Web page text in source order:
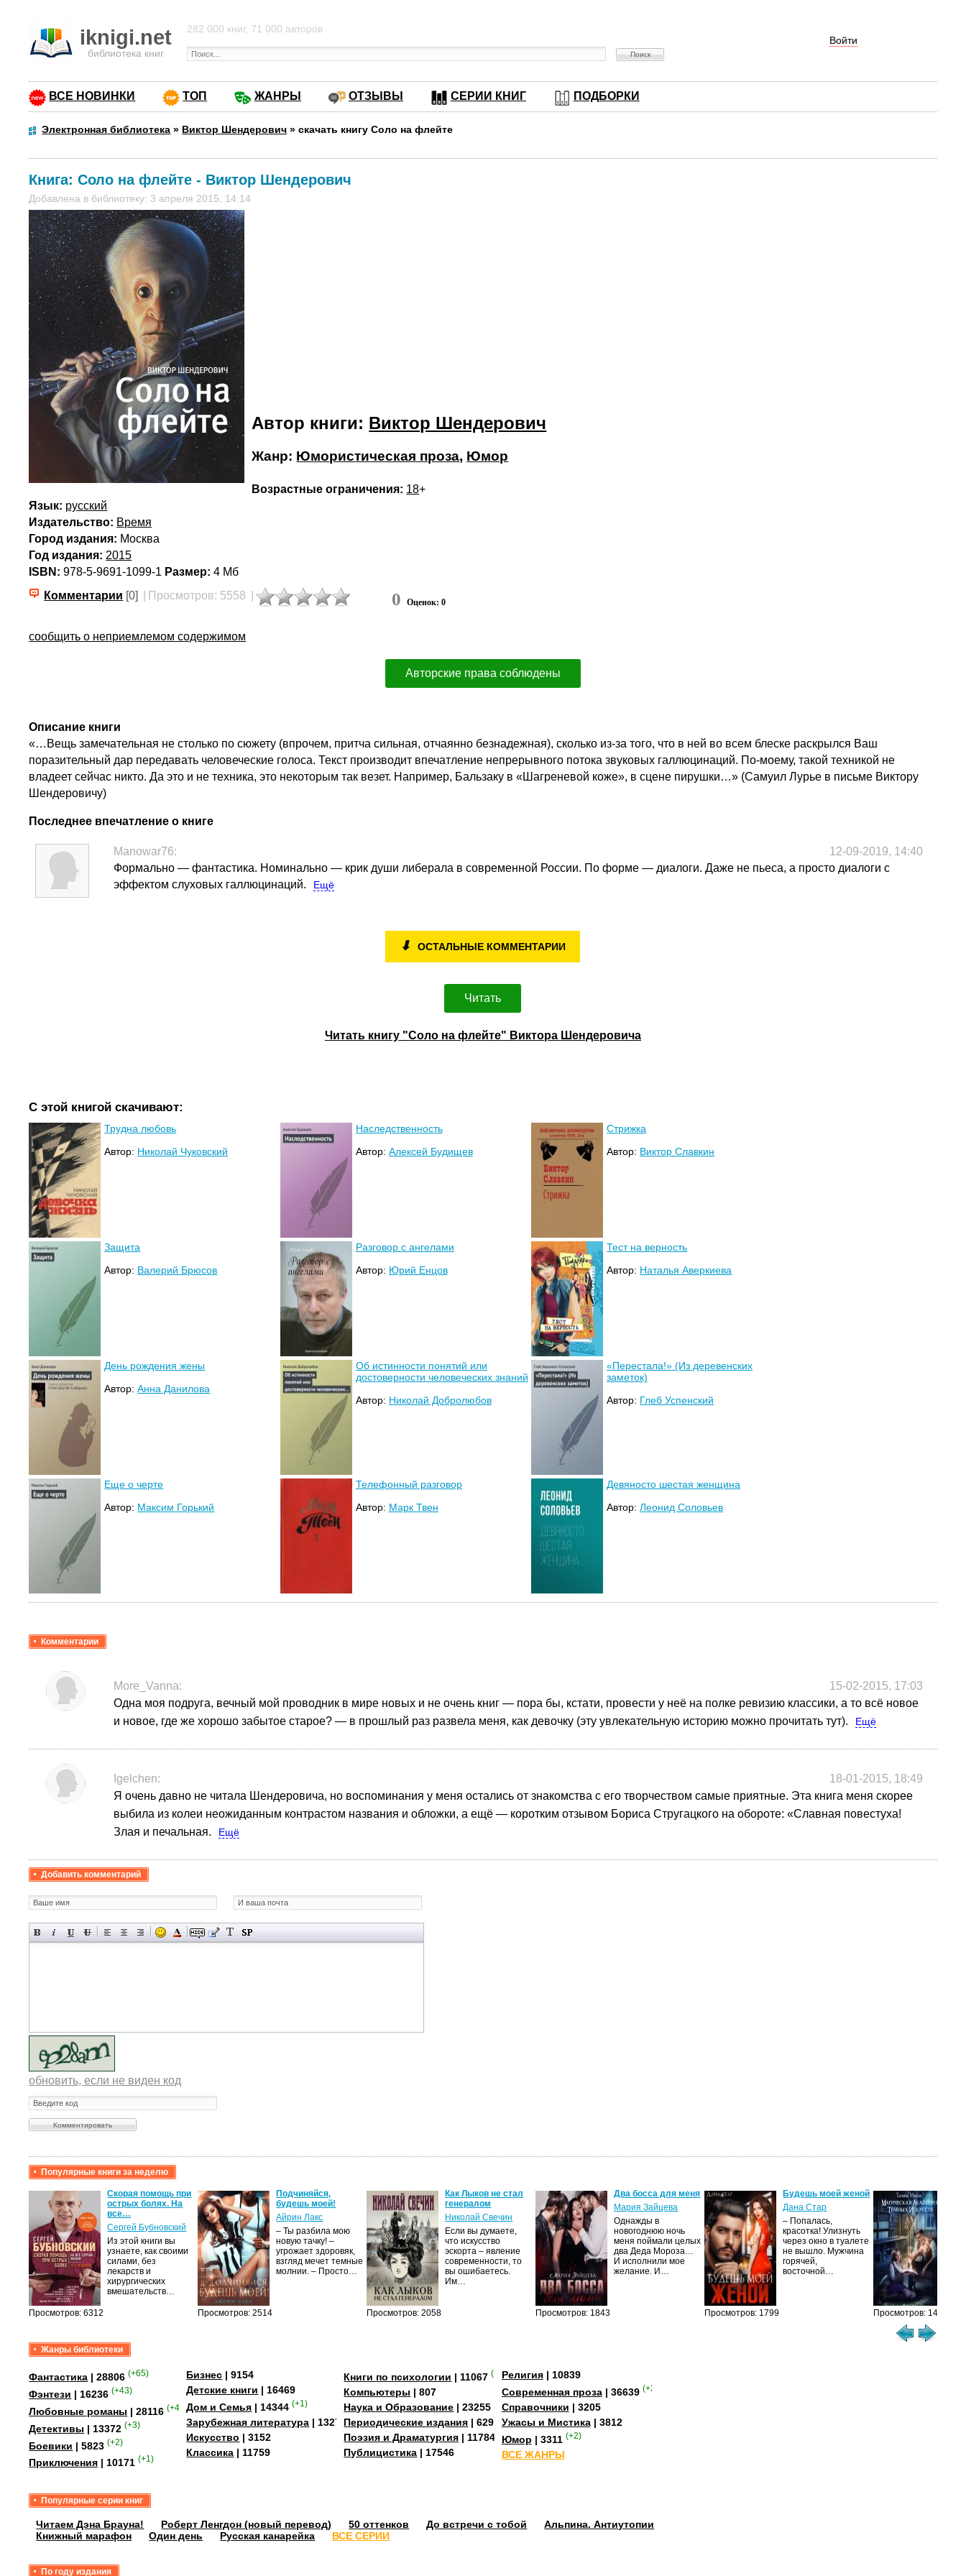
iknigi.net
библиотека книг
Войти
282 000 книг, 71 000 авторов
ВСЕ НОВИНКИ ТОП ЖАНРЫ ОТЗЫВЫ СЕРИИ КНИГ ПОДБОРКИ
Электронная библиотека » Виктор Шендерович »скачать книгу Соло на флейте
Книга:Соло на флейте - Виктор Шендерович
Добавлена в библиотеку: 3 апреля 2015, 14:14
Автор книги: Виктор Шендерович
Жанр: Юмористическая проза, Юмор
Возрастные ограничения: 18+
Язык: русский
Издательство: Время
Город издания: Москва
Год издания: 2015
ISBN: 978-5-9691-1099-1 Размер: 4 Мб
Комментарии [0] Просмотров: 5558 0 Оценок: 0
сообщить о неприемлемом содержимом
Авторские права соблюдены
Описание книги
«…Вещь замечательная не столько по сюжету (впрочем, притча сильная, отчаянно безнадежная), сколько из-за того, что в ней во всем блеске раскрылся Ваш
поразительный дар передавать человеческие голоса. Текст производит впечатление непрерывного потока звуковых галлюцинаций. По-моему, такой техникой не
владеет сейчас никто. Да это и не техника, это некоторым так везет. Например, Бальзаку в «Шагреневой коже», в сцене пирушки…» (Самуил Лурье в письме Виктору
Шендеровичу)
Последнее впечатление о книге
Manowar76:
12-09-2019, 14:40
Формально — фантастика. Номинально — крик души либерала в современной России. По форме — диалоги. Даже не пьеса, а просто диалоги с
эффектом слуховых галлюцинаций.
Ещё
⬇ ОСТАЛЬНЫЕ КОММЕНТАРИИ
Читать
Читать книгу "Соло на флейте" Виктора Шендеровича
С этой книгой скачивают:
Трудна любовь
Автор: Николай Чуковский
Наследственность
Автор: Алексей Будищев
Стрижка
Автор: Виктор Славкин
Защита
Автор: Валерий Брюсов
Разговор с ангелами
Автор: Юрий Енцов
Тест на верность
Автор: Наталья Аверкиева
День рождения жены
Автор:Анна Данилова
Об истинности понятий или
достоверности человеческих знаний
Автор: Николай Добролюбов
«Перестала!» (Из деревенских
заметок)
Автор: Глеб Успенский
Еще о черте
Автор: Максим Горький
Телефонный разговор
Автор: Марк Твен
Девяносто шестая женщина
Автор:Леонид Соловьев
Комментарии
More_Vanna:
15-02-2015, 17:03
Одна моя подруга, вечный мой проводник в мире новых и не очень книг — пора бы, кстати, провести у неё на полке ревизию классики, а то всё новое
и новое, где же хорошо забытое старое? — в прошлый раз развела меня, как девочку (эту увлекательную историю можно прочитать тут).
Ещё
Igelchen:
18-01-2015, 18:49
Я очень давно не читала Шендеровича, но воспоминания у меня остались от знакомства с его творчеством самые приятные. Эта книга меня скорее
выбила из колеи неожиданным контрастом названия и обложки, а ещё — коротким отзывом Бориса Стругацкого на обороте: «Славная повестуха!
Злая и печальная.
Ещё
Добавить комментарий
обновить, если не виден код
Популярные книги за неделю
Просмотров: 6312
Скорая помощь при
острых болях. На
все…
Сергей Бубновский
Из этой книги вы
узнаете, как своими
силами, без
лекарств и
хирургических
вмешательств…
Просмотров: 2514
Подчиняйся,
будешь моей!
Айрин Лакс
– Ты разбила мою
новую тачку! –
угрожает здоровяк,
взгляд мечет темные
молнии. – Просто…
Просмотров: 2058
Как Лыков не стал
генералом
Николай Свечин
Если вы думаете,
что искусство
эскорта – явление
современности, то
вы ошибаетесь.
Им…
Просмотров: 1843
Два босса для меня
Мария Зайцева
Однажды в
новогоднюю ночь
меня поймали целых
два Деда Мороза…
И исполнили мое
желание. И…
Просмотров: 1799
Будешь моей женой
Дана Стар
– Попалась,
красотка! Улизнуть
через окно в туалете
не вышло. Мужчина
горячей,
восточной…
Просмотров: 1461
Жанры библиотеки
Фантастика | 28806 (+65)
Фэнтези | 16236 (+43)
Любовные романы | 28116 (+41)
Детективы | 13372 (+3)
Боевики | 5823 (+2)
Приключения | 10171 (+1)
Бизнес | 9154
Детские книги | 16469
Дом и Семья | 14344 (+1)
Зарубежная литература | 13273
Искусство | 3152
Классика | 11759
Книги по психологии | 11067 (+2)
Компьютеры | 807
Наука и Образование | 23255
Периодические издания | 629
Поэзия и Драматургия | 11784
Публицистика | 17546
Религия| 10839
Современная проза| 36639 (+2)
Справочники | 3205
Ужасы и Мистика| 3812
Юмор | 3311 (+2)
ВСЕ ЖАНРЫ
Популярные серии книг
Читаем Дэна Брауна! Роберт Ленгдон (новый перевод) 50 оттенков До встречи с тобой
Альпина. Антиутопии
Книжный марафон
Один день Русская канарейка ВСЕ СЕРИИ
По году издания